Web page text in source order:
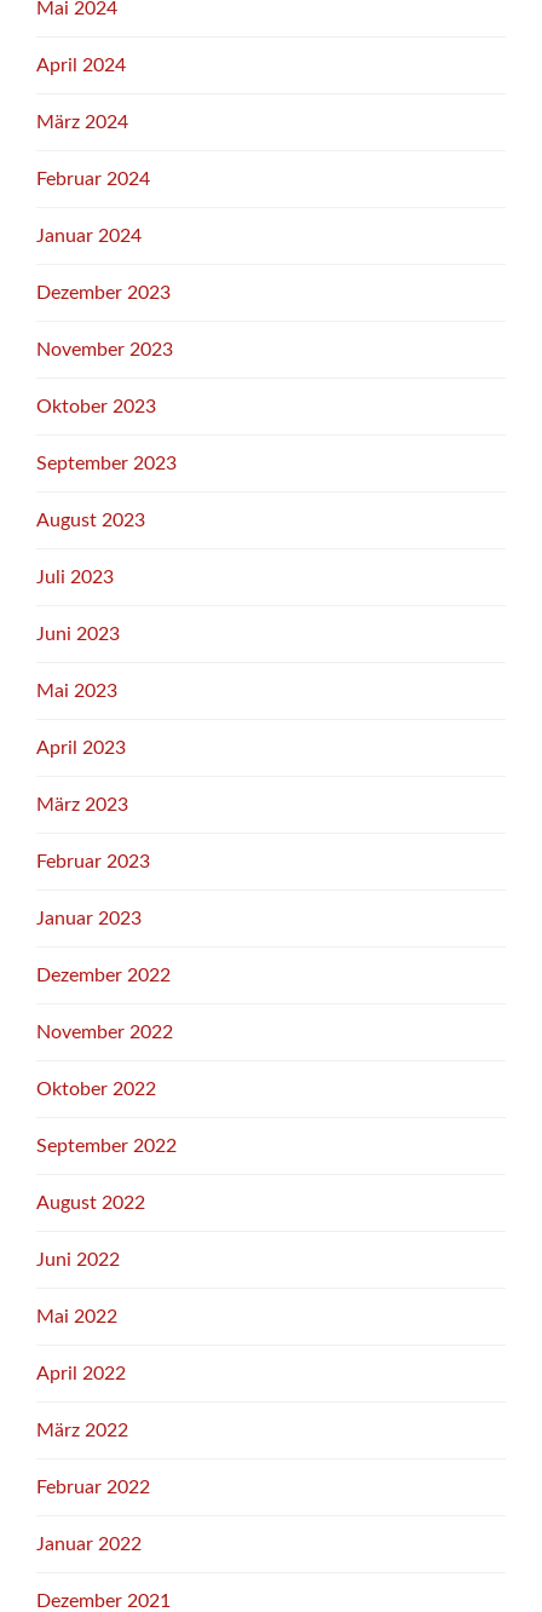
Mai 2024
April 2024
März 2024
Februar 2024
Januar 2024
Dezember 2023
November 2023
Oktober 2023
September 2023
August 2023
Juli 2023
Juni 2023
Mai 2023
April 2023
März 2023
Februar 2023
Januar 2023
Dezember 2022
November 2022
Oktober 2022
September 2022
August 2022
Juni 2022
Mai 2022
April 2022
März 2022
Februar 2022
Januar 2022
Dezember 2021